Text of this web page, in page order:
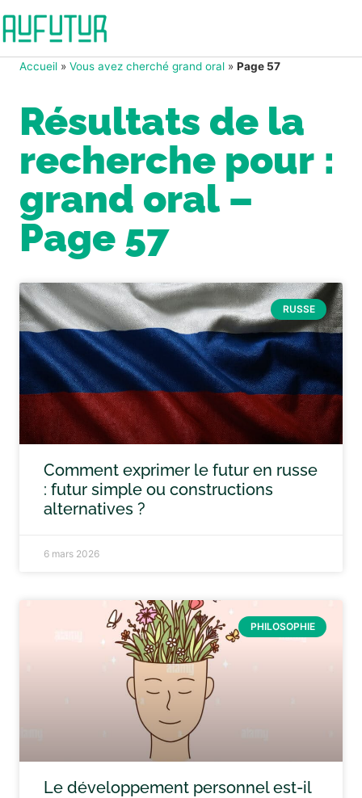
Accueil » Vous avez cherché grand oral » Page 57
Résultats de la
recherche pour :
grand oral –
Page 57
RUSSE
Comment exprimer le futur en russe
: futur simple ou constructions
alternatives ?
6 mars 2026
PHILOSOPHIE
Le développement personnel est-il